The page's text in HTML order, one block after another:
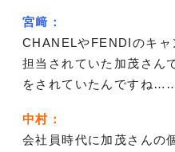
宮﨑：
CHANELやFENDIのキャ
担当されていた加茂さん
をされていたんですね
中村：
会社員時代に加茂さんの